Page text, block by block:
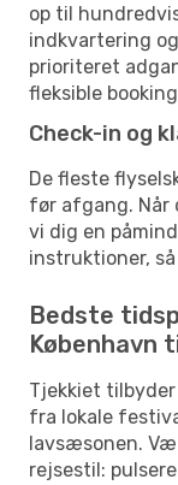
op til
indkvartering
prioriteret
fleksible
Check-in og
De fleste
før afgang. Når
vi dig en
instruktioner,
Bedste
København
Tjekkiet
fra lokale
lavsæsonen.
rejsestil: